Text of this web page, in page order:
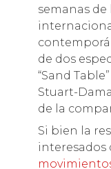
semanas
de dos
“Sand
Stuart-
de la
Si bien la
interesados